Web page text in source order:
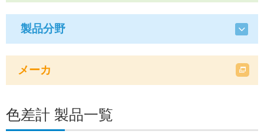
製品分野
メーカ
色差計 製品一覧